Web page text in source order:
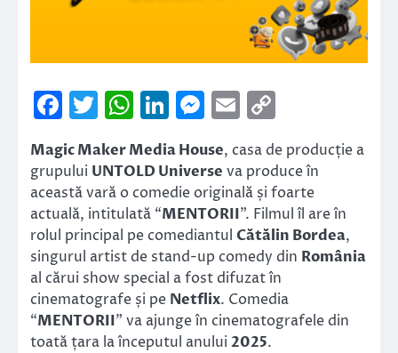
Facebook
Twitter
WhatsApp
LinkedIn
Messenger
Email
Link
Magic Maker Media House, casa de producție a
grupului UNTOLD Universe va produce în
această vară o comedie originală și foarte
actuală, intitulată “MENTORII”. Filmul îl are în
rolul principal pe comediantul Cătălin Bordea,
singurul artist de stand-up comedy din România
al cărui show special a fost difuzat în
cinematografe și pe Netflix. Comedia
“MENTORII” va ajunge în cinematografele din
toată țara la începutul anului 2025.